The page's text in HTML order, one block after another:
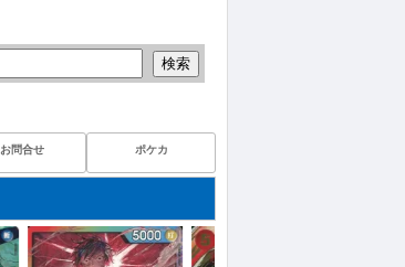
検索
お問合せ ポケカ